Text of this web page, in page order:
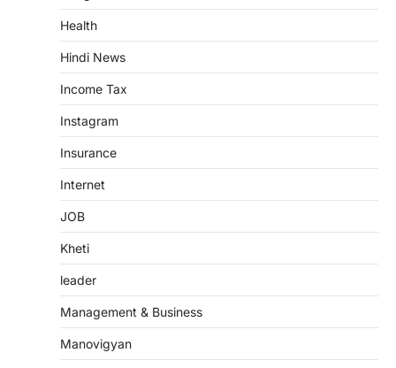
Health
Hindi News
Income Tax
Instagram
Insurance
Internet
JOB
Kheti
leader
Management & Business
Manovigyan